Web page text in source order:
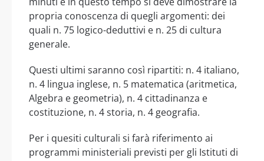
propria conoscenza di quegli argomenti: dei
quali n. 75 logico-deduttivi e n. 25 di cultura
generale.
Questi ultimi saranno così ripartiti: n. 4 italiano,
n. 4 lingua inglese, n. 5 matematica (aritmetica,
Algebra e geometria), n. 4 cittadinanza e
costituzione, n. 4 storia, n. 4 geografia.
Per i quesiti culturali si farà riferimento ai
programmi ministeriali previsti per gli Istituti di